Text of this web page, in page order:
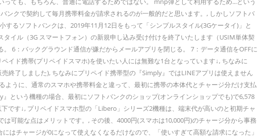
クで契約して毎月携帯料金が請求されるのが一般的だと思います。, しかしソフトバ
るソフトバンクは、2019年11月12日をもって「シンプルスタイル(3Gケータイ)」と
イル（3G スマートフォン）の新規申し込み受け付けを終了いたします（USIM単体契
6：バックグラウンド通信が嫌だからメールアプリを閉じる。 7：データ通信をOFFに
イド携帯(プリペイドスマホ)を使いたい人には無難な1台となっています↓, ちなみに
終了しました), ちなみにプリペイド携帯型の『Simply』ではLINEアプリは使えません
うに、通常のスマホや携帯料金と違って、最初に携帯の本体代とチャージ分だけ支払
という機種の場合、最初にソフトバンクのショップ(オンラインショップでも)で6,578
です↓, プリペイドスマホ型の「Libero」シリーズ2機種は、端末代が高いのと初期チャ
可能な点はメリットです。, その後、4000円(スマホは10,000円)のチャージ分から事務
はチャージが0になって使えなくなるだけなので、「使いすぎて高額な請求になった」